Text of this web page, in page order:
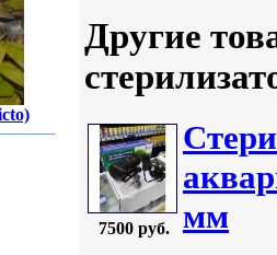
Другие
7500 руб.
мм